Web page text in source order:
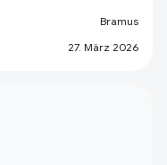
Bramus
27. März 2026